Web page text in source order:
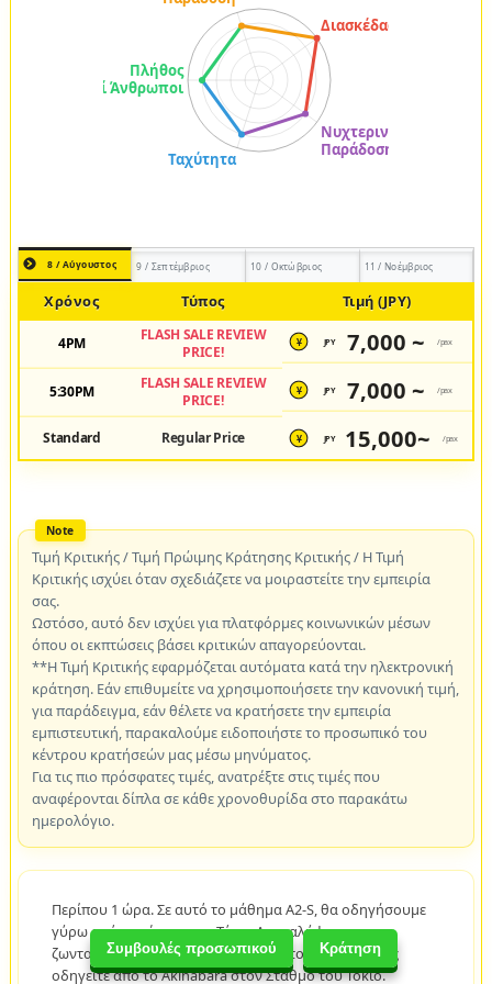
Συμβουλές προσωπικού Κράτηση
8 / Αύγουστος 9 / Σεπτέμβριος 10 / Οκτώβριος 11 / Νοέμβριος
Χρόνος Τύπος Τιμή (JPY)
4PM
FLASH SALE REVIEW
PRICE!
¥ JPY 7,000 ~ /pax
5:30PM
FLASH SALE REVIEW
PRICE!
¥ JPY 7,000 ~ /pax
Standard Regular Price ¥ JPY 15,000~ /pax
Τιμή Κριτικής / Τιμή Πρώιμης Κράτησης Κριτικής / Η Τιμή
Κριτικής ισχύει όταν σχεδιάζετε να μοιραστείτε την εμπειρία
σας.
Ωστόσο, αυτό δεν ισχύει για πλατφόρμες κοινωνικών μέσων
όπου οι εκπτώσεις βάσει κριτικών απαγορεύονται.
**Η Τιμή Κριτικής εφαρμόζεται αυτόματα κατά την ηλεκτρονική
κράτηση. Εάν επιθυμείτε να χρησιμοποιήσετε την κανονική τιμή,
για παράδειγμα, εάν θέλετε να κρατήσετε την εμπειρία
εμπιστευτική, παρακαλούμε ειδοποιήστε το προσωπικό του
κέντρου κρατήσεών μας μέσω μηνύματος.
Για τις πιο πρόσφατες τιμές, ανατρέξτε στις τιμές που
αναφέρονται δίπλα σε κάθε χρονοθυρίδα στο παρακάτω
ημερολόγιο.
Περίπου 1 ώρα. Σε αυτό το μάθημα A2-S, θα οδηγήσουμε
γύρω από το κέντρο του Τόκιο.Ανακαλύψτε τους
ζωντανούς και γραφικούς δρόμους του Τόκιο καθώς
οδηγείτε από το Ακihabara στον Σταθμό του Τόκιο.